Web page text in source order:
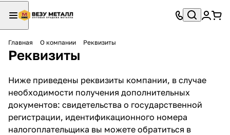
Главная О компании Реквизиты
Реквизиты
Ниже приведены реквизиты компании, в случае
необходимости получения дополнительных
документов: свидетельства о государственной
регистрации, идентификационного номера
налогоплательщика вы можете обратиться в